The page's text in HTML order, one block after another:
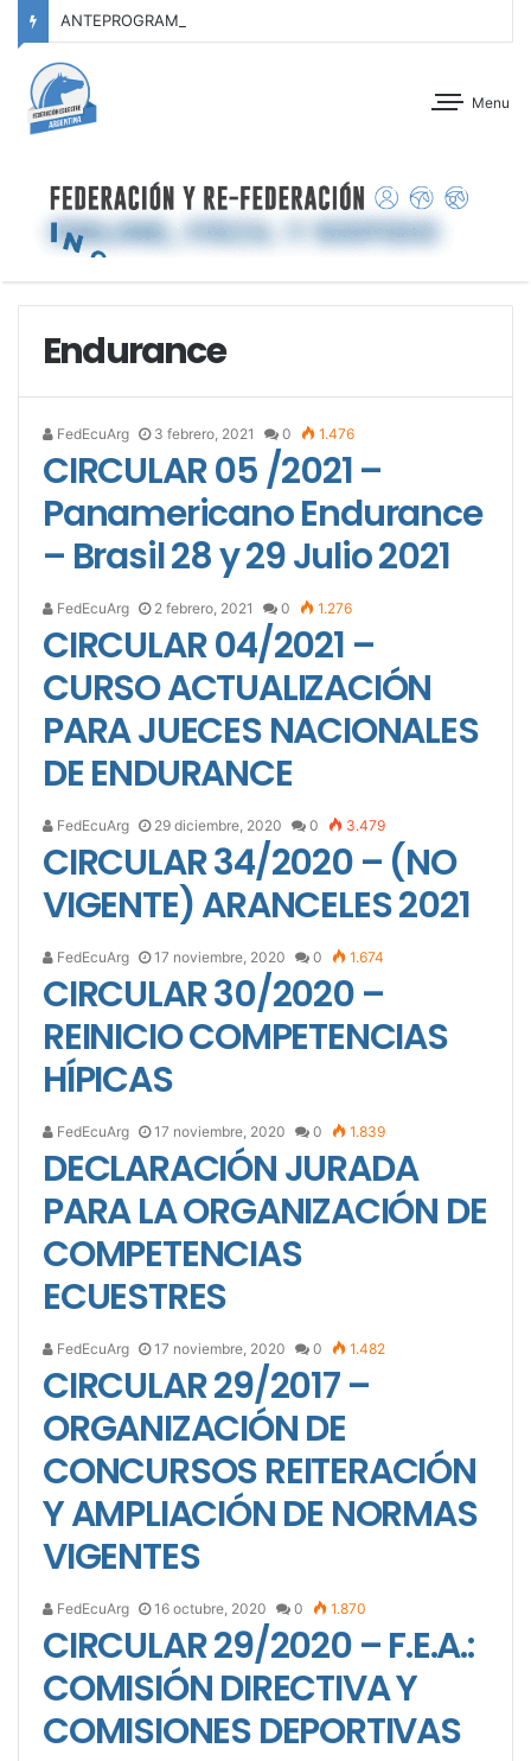
Menu
Endurance
FedEcuArg 3 febrero, 2021 0 1.476
CIRCULAR 05 /2021 –
Panamericano Endurance
– Brasil 28 y 29 Julio 2021
FedEcuArg 2 febrero, 2021 0 1.276
CIRCULAR 04/2021 –
CURSO ACTUALIZACIÓN
PARA JUECES NACIONALES
DE ENDURANCE
FedEcuArg 29 diciembre, 2020 0 3.479
CIRCULAR 34/2020 – (NO
VIGENTE) ARANCELES 2021
FedEcuArg 17 noviembre, 2020 0 1.674
CIRCULAR 30/2020 –
REINICIO COMPETENCIAS
HÍPICAS
FedEcuArg 17 noviembre, 2020 0 1.839
DECLARACIÓN JURADA
PARA LA ORGANIZACIÓN DE
COMPETENCIAS
ECUESTRES
FedEcuArg 17 noviembre, 2020 0 1.482
CIRCULAR 29/2017 –
ORGANIZACIÓN DE
CONCURSOS REITERACIÓN
Y AMPLIACIÓN DE NORMAS
VIGENTES
FedEcuArg 16 octubre, 2020 0 1.870
CIRCULAR 29/2020 – F.E.A.:
COMISIÓN DIRECTIVA Y
COMISIONES DEPORTIVAS